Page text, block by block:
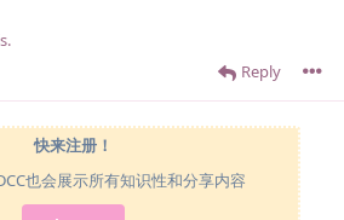
Reply
快来注册！
也会展示所有知识性和分享内容